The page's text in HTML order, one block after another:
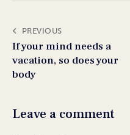
PREVIOUS
If your mind needs a
vacation, so does your
body
Leave a comment